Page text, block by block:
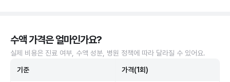
수액 가격은 얼마인가요?
실제 비용은 진료 여부, 수액 성분, 병원 정책에 따라 달라질 수 있어요.
기준 가격(1회)